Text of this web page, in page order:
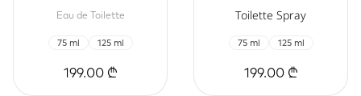
Eau de Toilette
75 ml 125 ml
199.00 ₾
Toilette Spray
75 ml 125 ml
199.00 ₾